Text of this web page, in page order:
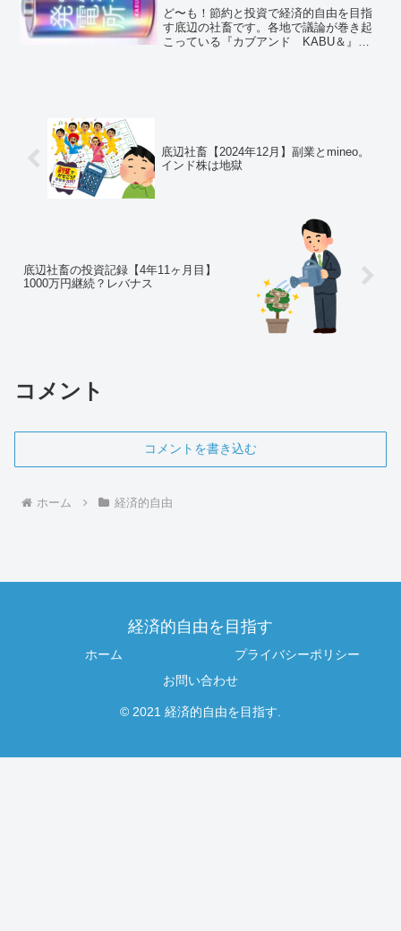
ど〜も！節約と投資で経済的自由を目指
す底辺の社畜です。各地で議論が巻き起
こっている『カブアンド KABU＆』は
底辺社畜【2024年12月】副業とmineo。
インド株は地獄
底辺社畜の投資記録【4年11ヶ月目】
1000万円継続？レバナス
コメント
コメントを書き込む
ホーム 経済的自由
経済的自由を目指す
ホーム
プライバシーポリシー
お問い合わせ
© 2021 経済的自由を目指す.